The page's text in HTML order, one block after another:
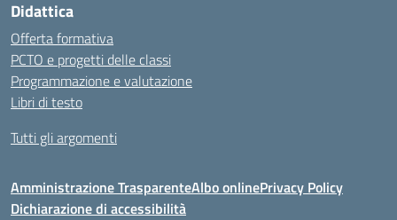
Didattica
Offerta formativa
PCTO e progetti delle classi
Programmazione e valutazione
Libri di testo
Tutti gli argomenti
Amministrazione TrasparenteAlbo onlinePrivacy Policy
Dichiarazione di accessibilità